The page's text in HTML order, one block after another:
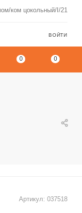
ком цокольный/I/21
ВОЙТИ
0 0
Артикул: 037518